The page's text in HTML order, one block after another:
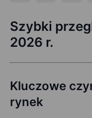
Szybki
2026 r.
Kluczowe
rynek